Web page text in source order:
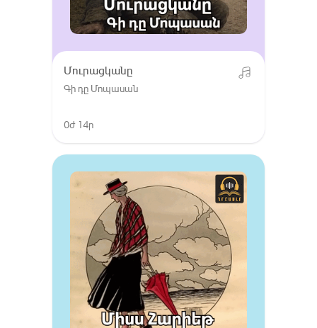
Մուրացկանը
Գի դը Մոպասան
0ժ 14ր